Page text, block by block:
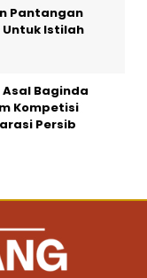
Pantangan
Untuk Istilah
Asal Baginda
Kompetisi
Persib